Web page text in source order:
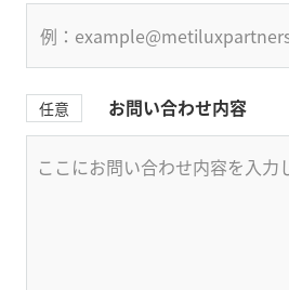
任意 お問い合わせ内容